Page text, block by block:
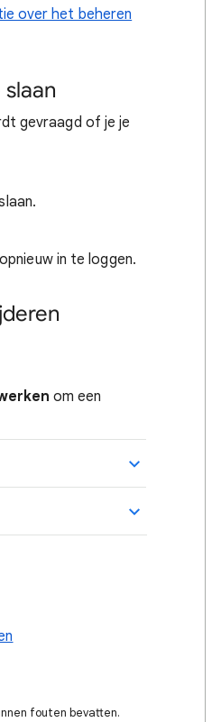
over het beheren
gevraagd of je je
in te loggen.
om een
fouten bevatten.